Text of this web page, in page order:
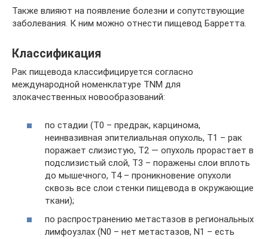
Также влияют на появление болезни и сопутствующие
заболевания. К ним можно отнести пищевод Барретта.
Классификация
Рак пищевода классифицируется согласно
международной номенклатуре TNM для
злокачественных новообразований:
по стадии (Т0 – предрак, карцинома,
неинвазивная эпителиальная опухоль, Т1 – рак
поражает слизистую, Т2 — опухоль прорастает в
подслизистый слой, Т3 – поражены слои вплоть
до мышечного, Т4 – проникновение опухоли
сквозь все слои стенки пищевода в окружающие
ткани);
по распространению метастазов в региональных
лимфоузлах (N0 – нет метастазов, N1 – есть